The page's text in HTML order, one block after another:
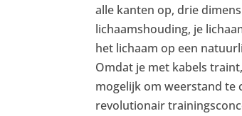
alle kanten op, drie
lichaamshouding, je
het lichaam op een
Omdat je met kabels
mogelijk om weerstand te
revolutionair